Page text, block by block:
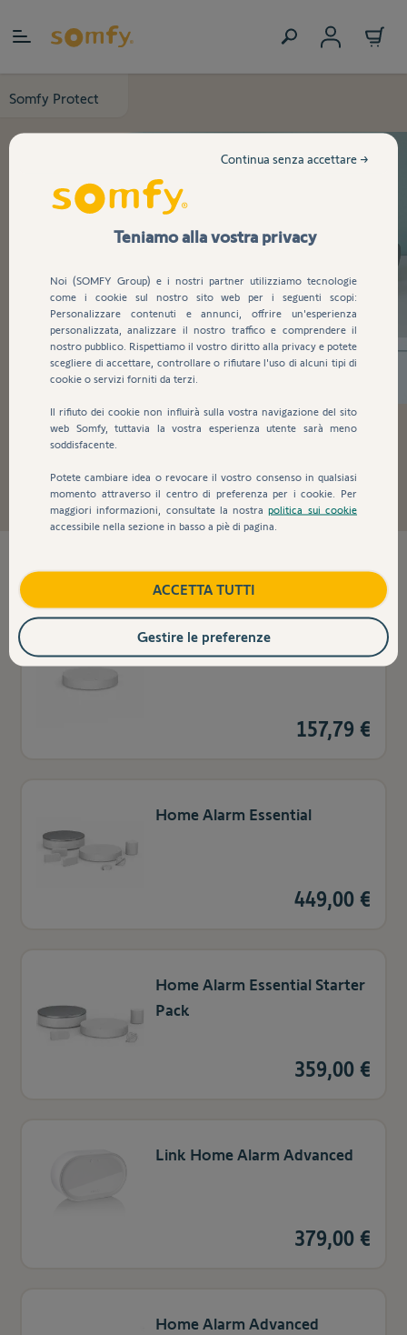
Somfy Protect
Home Alarm
Link Home Alarm Essential
157,79 €
Home Alarm Essential
449,00 €
Home Alarm Essential Starter
Pack
359,00 €
Link Home Alarm Advanced
379,00 €
Home Alarm Advanced
Teniamo alla vostra privacy
Noi (SOMFY Group) e i nostri partner utilizziamo tecnologie
come i cookie sul nostro sito web per i seguenti scopi:
Personalizzare contenuti e annunci, offrire un'esperienza
personalizzata, analizzare il nostro traffico e comprendere il
nostro pubblico. Rispettiamo il vostro diritto alla privacy e potete
scegliere di accettare, controllare o rifiutare l'uso di alcuni tipi di
cookie o servizi forniti da terzi.
Il rifiuto dei cookie non influirà sulla vostra navigazione del sito
web Somfy, tuttavia la vostra esperienza utente sarà meno
soddisfacente.
Potete cambiare idea o revocare il vostro consenso in qualsiasi
momento attraverso il centro di preferenza per i cookie. Per
maggiori informazioni, consultate la nostrapolitica sui cookie
accessibile nella sezione in basso a piè di pagina.
Continua senza accettare →
ACCETTA TUTTI
Gestire le preferenze